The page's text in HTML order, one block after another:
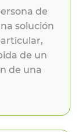
de
solución
de un
de una